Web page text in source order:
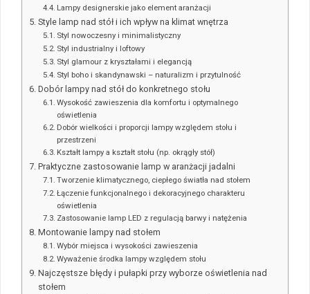
Lampy designerskie jako element aranżacji
Style lamp nad stół i ich wpływ na klimat wnętrza
Styl nowoczesny i minimalistyczny
Styl industrialny i loftowy
Styl glamour z kryształami i elegancją
Styl boho i skandynawski – naturalizm i przytulność
Dobór lampy nad stół do konkretnego stołu
Wysokość zawieszenia dla komfortu i optymalnego
oświetlenia
Dobór wielkości i proporcji lampy względem stołu i
przestrzeni
Kształt lampy a kształt stołu (np. okrągły stół)
Praktyczne zastosowanie lamp w aranżacji jadalni
Tworzenie klimatycznego, ciepłego światła nad stołem
Łączenie funkcjonalnego i dekoracyjnego charakteru
oświetlenia
Zastosowanie lamp LED z regulacją barwy i natężenia
Montowanie lampy nad stołem
Wybór miejsca i wysokości zawieszenia
Wyważenie środka lampy względem stołu
Najczęstsze błędy i pułapki przy wyborze oświetlenia nad
stołem